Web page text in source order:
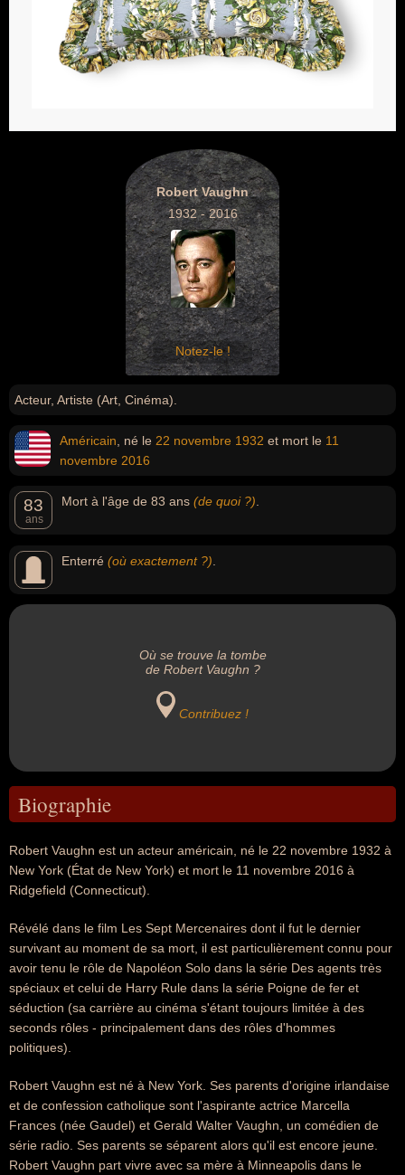
Robert Vaughn
1932 - 2016
Notez-le !
Acteur, Artiste (Art, Cinéma).
Américain , né le 22 novembre 1932 et mort le 11
novembre 2016
83
ans
Mort à l'âge de 83 ans (de quoi ?)
Enterré (où exactement ?)
Où se trouve la tombe
de Robert Vaughn ?
Contribuez !
Biographie
Robert Vaughn est un acteur américain, né le 22 novembre 1932 à
New York (État de New York) et mort le 11 novembre 2016 à
Ridgefield (Connecticut).
Révélé dans le film Les Sept Mercenaires dont il fut le dernier
survivant au moment de sa mort, il est particulièrement connu pour
avoir tenu le rôle de Napoléon Solo dans la série Des agents très
spéciaux et celui de Harry Rule dans la série Poigne de fer et
séduction (sa carrière au cinéma s'étant toujours limitée à des
seconds rôles - principalement dans des rôles d'hommes
politiques).
Robert Vaughn est né à New York. Ses parents d'origine irlandaise
et de confession catholique sont l'aspirante actrice Marcella
Frances (née Gaudel) et Gerald Walter Vaughn, un comédien de
série radio. Ses parents se séparent alors qu'il est encore jeune.
Robert Vaughn part vivre avec sa mère à Minneapolis dans le